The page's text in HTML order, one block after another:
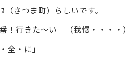
さつま町）らしいです。
！行きた～い （我慢・・・・）
全・に」